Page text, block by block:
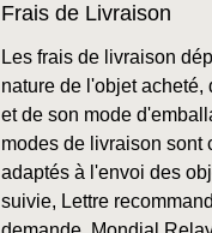
Frais de Livraison
Les frais de livraison
nature de l'objet acheté,
et de son mode
modes de livraison sont
adaptés à l'envoi des
suivie, Lettre